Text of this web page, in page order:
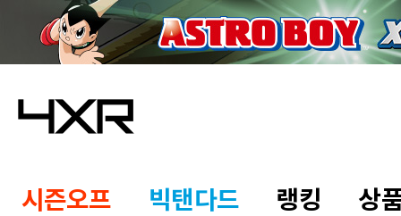
시즌오프 빅탠다드 랭킹 상